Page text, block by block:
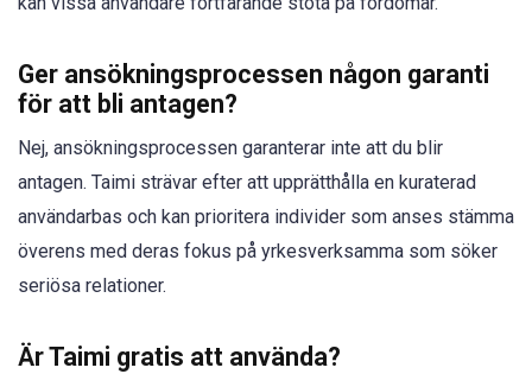
Ger ansökningsprocessen någon garanti
för att bli antagen?
Nej, ansökningsprocessen garanterar inte att du blir
antagen. Taimi strävar efter att upprätthålla en kuraterad
användarbas och kan prioritera individer som anses stämma
överens med deras fokus på yrkesverksamma som söker
seriösa relationer.
Är Taimi gratis att använda?